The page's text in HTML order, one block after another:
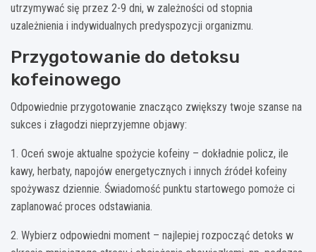
utrzymywać się przez 2-9 dni, w zależności od stopnia
uzależnienia i indywidualnych predyspozycji organizmu.
Przygotowanie do detoksu
kofeinowego
Odpowiednie przygotowanie znacząco zwiększy twoje szanse na
sukces i złagodzi nieprzyjemne objawy:
1. Oceń swoje aktualne spożycie kofeiny – dokładnie policz, ile
kawy, herbaty, napojów energetycznych i innych źródeł kofeiny
spożywasz dziennie. Świadomość punktu startowego pomoże ci
zaplanować proces odstawiania.
2. Wybierz odpowiedni moment – najlepiej rozpocząć detoks w